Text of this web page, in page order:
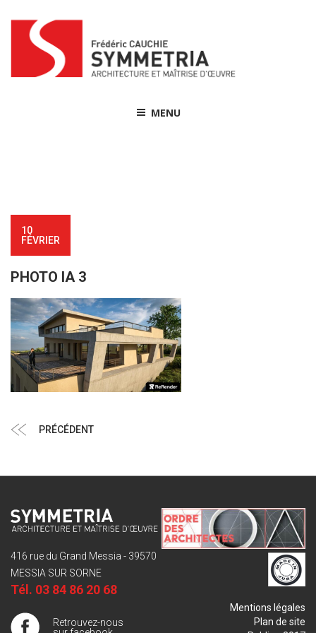
content
MENU
10
FÉVRIER
PHOTO IA 3
de
Article
PRÉCÉDENT
416 rue du Grand Messia - 39570
MESSIA SUR SORNE
Tél. 03 84 86 20 68
Retrouvez-nous
Mentions légales
Plan de site